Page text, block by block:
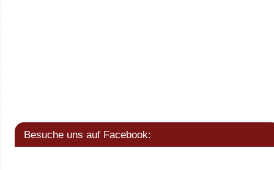
Besuche uns auf Facebook: